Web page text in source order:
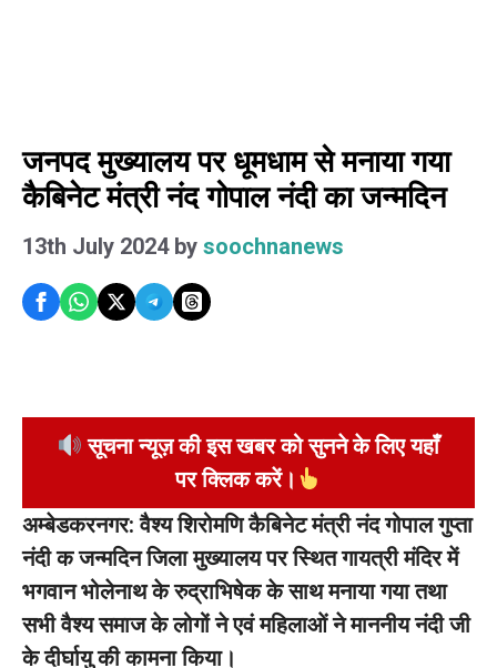
जनपद मुख्यालय पर धूमधाम से मनाया गया
कैबिनेट मंत्री नंद गोपाल नंदी का जन्मदिन
13th July 2024 by soochnanews
सूचना न्यूज़ की इस खबर को सुनने के लिए यहाँ
पर क्लिक करें।
अम्बेडकरनगर: वैश्य शिरोमणि कैबिनेट मंत्री नंद गोपाल गुप्ता
नंदी क जन्मदिन जिला मुख्यालय पर स्थित गायत्री मंदिर में
भगवान भोलेनाथ के रुद्राभिषेक के साथ मनाया गया तथा
सभी वैश्य समाज के लोगों ने एवं महिलाओं ने माननीय नंदी जी
के दीर्घायु की कामना किया।